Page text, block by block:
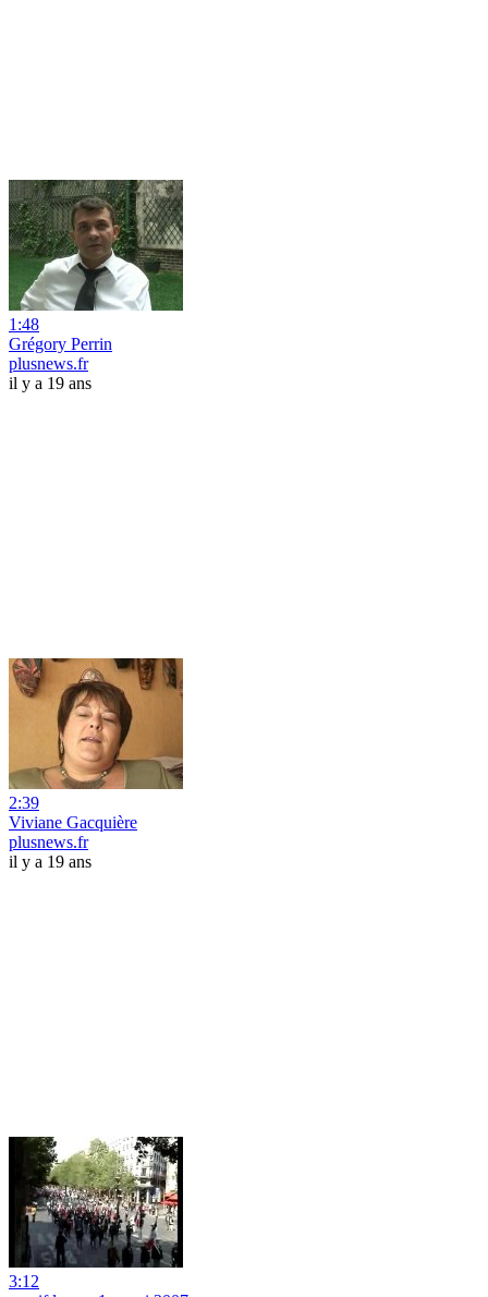
1:48
Grégory Perrin
plusnews.fr
il y a 19 ans
2:39
Viviane Gacquière
plusnews.fr
il y a 19 ans
3:12